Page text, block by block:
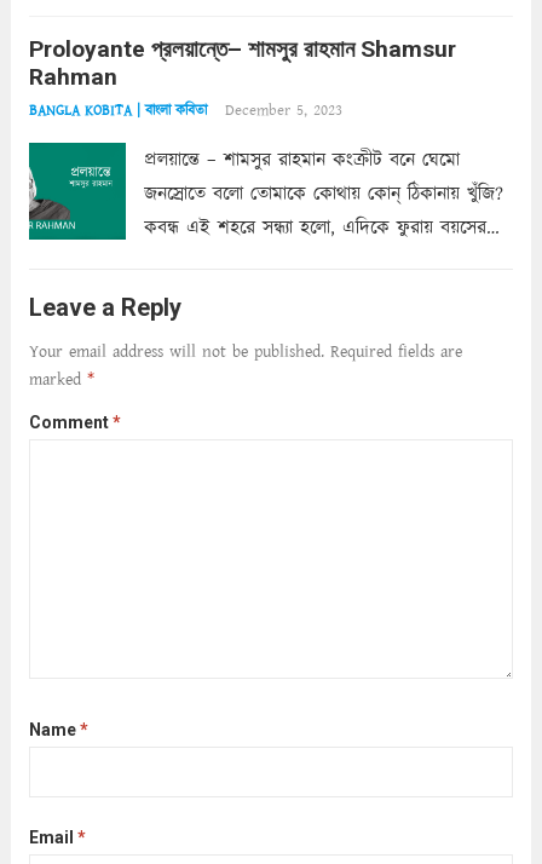
ছায়াচ্ছন্ন মোহন মিথুন মূর্তি, লোপামুদ্রা ভীষণ বিব্রত
Proloyante প্রলয়ান্তে– শামসুর রাহমান Shamsur
Rahman
BANGLA KOBITA | বাংলা কবিতা December 5, 2023
প্রলয়ান্তে – শামসুর রাহমান কংক্রীট বনে ঘেমো
জনস্রোতে বলো তোমাকে কোথায় কোন্‌ ঠিকানায় খুঁজি?
কবন্ধ এই শহরে সন্ধ্যা হলো, এদিকে ফুরায় বয়সের
আমার শরীরে সখ্য গড়ে, তোমার গহন ঊর্মিল যৌবন
আনে আশ্বন...
Leave a Reply
Your email address will not be published. Required fields are
marked *
Comment*
Name*
Email *